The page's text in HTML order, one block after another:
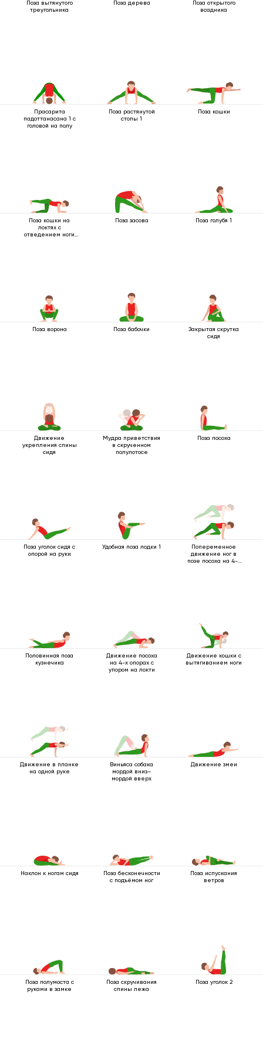
Поза вытянутого
треугольника
Поза дерева
Поза открытого
всадника
Прасарита
падоттанасана 1 с
головой на полу
Поза растянутой
стопы 1
Поза кошки
Поза кошки на
локтях с
отведением ноги
Поза засова Поза голубя 1
Поза ворона Поза бабочки
Закрытая скрутка
сидя
Движение
укрепления спины
сидя
Мудра приветствия
в скрученном
полулотосе
Поза посоха
Поза уголок сидя с
опорой на руки
Удобная поза лодки 1
Попеременное
движение ног в
позе посоха на 4-х
Половинная поза
кузнечика
Движение посоха
на 4-х опорах с
упором на локти
Движение кошки с
вытягиванием ноги
Движение в планке
на одной руке
Виньяса собака
мордой вниз–
мордой вверх
Движение змеи
Наклон к ногам сидя
Поза бесконечности
с подъёмом ног
Поза испускания
ветров
Поза полумоста с
руками в замке
Поза скручивания
спины лежа
Поза уголок 2